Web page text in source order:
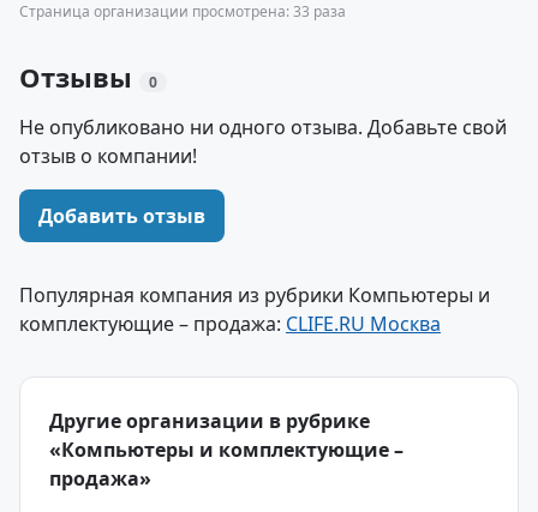
Страница организации просмотрена: 33 раза
Отзывы 0
Не опубликовано ни одного отзыва. Добавьте свой
отзыв о компании!
Добавить отзыв
Популярная компания из рубрики Компьютеры и
комплектующие – продажа: CLIFE.RU Москва
Другие организации в рубрике
«Компьютеры и комплектующие –
продажа»